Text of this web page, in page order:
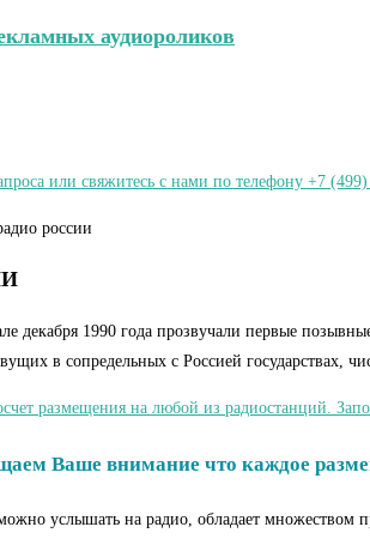
аудиороликов
или свяжитесь с нами по телефону +7
декабря 1990 года прозвучали первые
в сопредельных с Россией государствах,
размещения на любой из радиостанций.
Ваше внимание что каждое
услышать на радио, обладает множеством